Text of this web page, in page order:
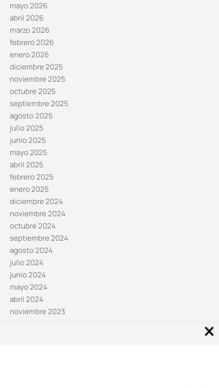
mayo 2026
abril 2026
marzo 2026
febrero 2026
enero 2026
diciembre 2025
noviembre 2025
octubre 2025
septiembre 2025
agosto 2025
julio 2025
junio 2025
mayo 2025
abril 2025
febrero 2025
enero 2025
diciembre 2024
noviembre 2024
octubre 2024
septiembre 2024
agosto 2024
julio 2024
junio 2024
mayo 2024
abril 2024
noviembre 2023